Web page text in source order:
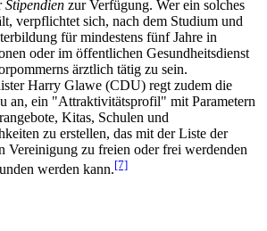
Stipendien zur Verfügung. Wer ein solches
verpflichtet sich, nach dem Studium und
für mindestens fünf Jahre in
oder im öffentlichen Gesundheitsdienst
ärztlich tätig zu sein.
Harry Glawe (CDU) regt zudem die
an, ein "Attraktivitäts­profil" mit Parametern
Kitas, Schulen und
zu erstellen, das mit der Liste der
Vereinigung zu freien oder frei werdenden
werden kann.[7]